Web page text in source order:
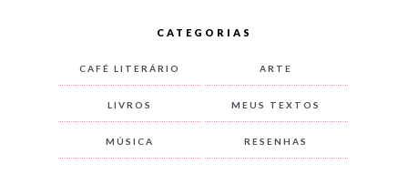
CATEGORIAS
CAFÉ LITERÁRIO ARTE
LIVROS MEUS TEXTOS
MÚSICA RESENHAS